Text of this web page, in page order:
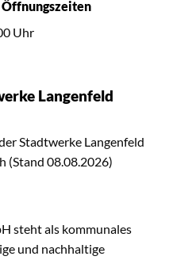
Uhr
Langenfeld
Stadtwerke Langenfeld
(Stand 08.08.2026)
steht als kommunales
und nachhaltige